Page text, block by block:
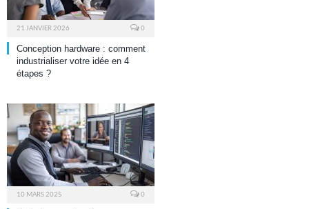
21 JANVIER 2026 0
Conception hardware : comment
industrialiser votre idée en 4
étapes ?
10 MARS 2025 0